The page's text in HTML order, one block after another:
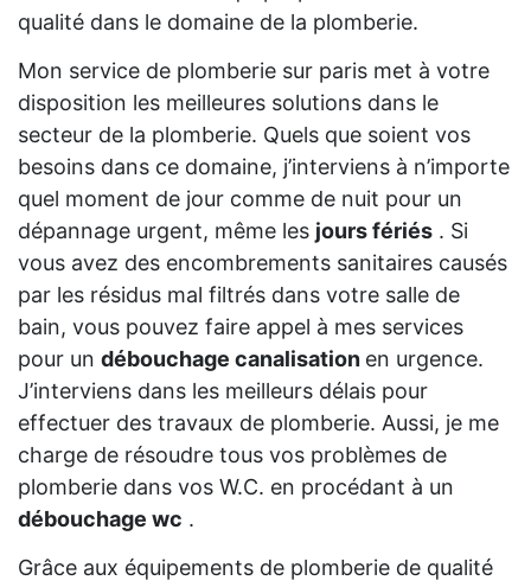
qualité dans le domaine de la plomberie.
Mon service de plomberie sur paris met à votre
disposition les meilleures solutions dans le
secteur de la plomberie. Quels que soient vos
besoins dans ce domaine, j’interviens à n’importe
quel moment de jour comme de nuit pour un
dépannage urgent, même les jours fériés . Si
vous avez des encombrements sanitaires causés
par les résidus mal filtrés dans votre salle de
bain, vous pouvez faire appel à mes services
pour un débouchage canalisation en urgence.
J’interviens dans les meilleurs délais pour
effectuer des travaux de plomberie. Aussi, je me
charge de résoudre tous vos problèmes de
plomberie dans vos W.C. en procédant à un
débouchage wc .
Grâce aux équipements de plomberie de qualité